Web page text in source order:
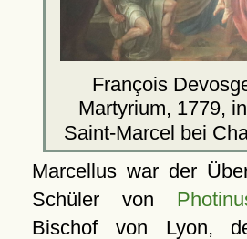
François
Martyrium, 1779,
Saint-Marcel bei
Marcellus war der
Schüler von
Bischof von Lyon,